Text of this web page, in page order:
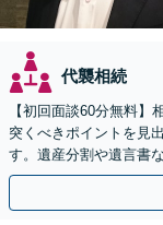
代襲相続
【初回面談60分無料】
突くべきポイントを見
す。遺産分割や遺言書
太町駅5分】